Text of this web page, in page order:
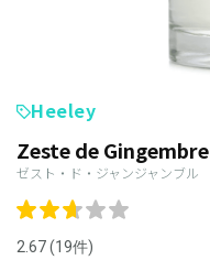
Heeley
Zeste de Gingembre
ゼスト・ド・ジャンジャンブル
2.67 (19件)